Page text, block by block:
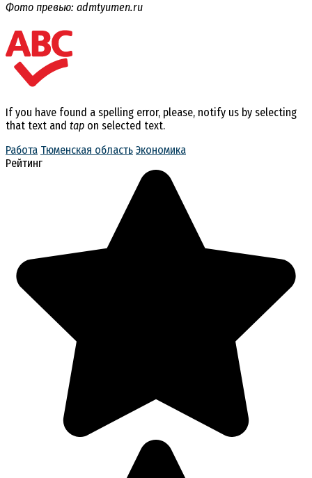
Фото превью: admtyumen.ru
If you have found a spelling error, please, notify us by selecting
that text and tap on selected text.
Работа Тюменская область Экономика
Рейтинг